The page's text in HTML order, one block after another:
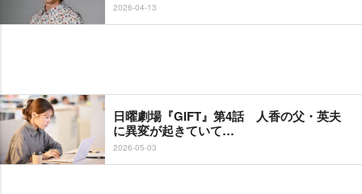
2026-04-13
日曜劇場『GIFT』第4話 人香の父・英夫
に異変が起きていて…
2026-05-03